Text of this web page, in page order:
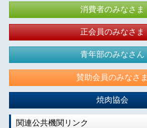
消費者のみなさま
正会員のみなさま
青年部のみなさん
賛助会員のみなさま
焼肉協会
関連公共機関リンク